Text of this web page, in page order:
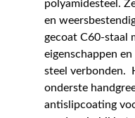
polyamidesteel.
en
gecoat C60-staal
eigenschappen
steel verbonden.
onderste
antislipcoating